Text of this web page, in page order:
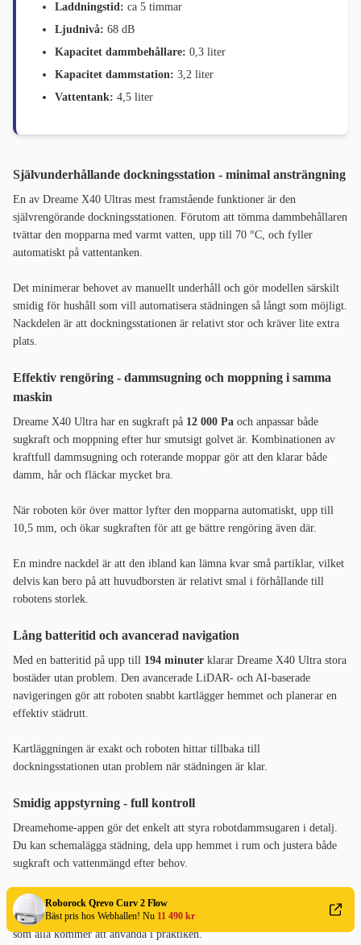
Roborock Qrevo Curv 2 Flow
Bäst pris hos Webhallen! Nu 11 490 kr
Laddningstid: ca 5 timmar
Ljudnivå: 68 dB
Kapacitet dammbehållare: 0,3 liter
Kapacitet dammstation: 3,2 liter
Vattentank: 4,5 liter
Självunderhållande dockningsstation - minimal ansträngning
En av Dreame X40 Ultras mest framstående funktioner är den
självrengörande dockningsstationen. Förutom att tömma dammbehållaren
tvättar den mopparna med varmt vatten, upp till 70 °C, och fyller
automatiskt på vattentanken.
Det minimerar behovet av manuellt underhåll och gör modellen särskilt
smidig för hushåll som vill automatisera städningen så långt som möjligt.
Nackdelen är att dockningsstationen är relativt stor och kräver lite extra
plats.
Effektiv rengöring - dammsugning och moppning i samma
maskin
Dreame X40 Ultra har en sugkraft på 12 000 Pa och anpassar både
sugkraft och moppning efter hur smutsigt golvet är. Kombinationen av
kraftfull dammsugning och roterande moppar gör att den klarar både
damm, hår och fläckar mycket bra.
När roboten kör över mattor lyfter den mopparna automatiskt, upp till
10,5 mm, och ökar sugkraften för att ge bättre rengöring även där.
En mindre nackdel är att den ibland kan lämna kvar små partiklar, vilket
delvis kan bero på att huvudborsten är relativt smal i förhållande till
robotens storlek.
Lång batteritid och avancerad navigation
Med en batteritid på upp till 194 minuter klarar Dreame X40 Ultra stora
bostäder utan problem. Den avancerade LiDAR- och AI-baserade
navigeringen gör att roboten snabbt kartlägger hemmet och planerar en
effektiv städrutt.
Kartläggningen är exakt och roboten hittar tillbaka till
dockningsstationen utan problem när städningen är klar.
Smidig appstyrning - full kontroll
Dreamehome-appen gör det enkelt att styra robotdammsugaren i detalj.
Du kan schemalägga städning, dela upp hemmet i rum och justera både
sugkraft och vattenmängd efter behov.
En extra funktion är möjligheten att använda robotens kamera för att se
vad som händer i hemmet när du är borta, men det är inte en funktion
som alla kommer att använda i praktiken.